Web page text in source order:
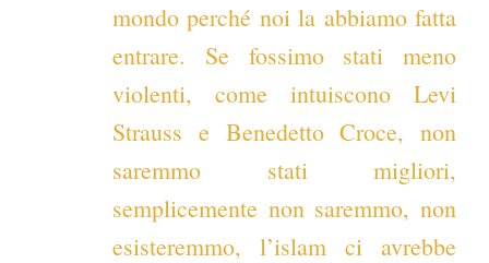
mondo perché noi la abbiamo fatta
entrare. Se fossimo stati meno
violenti, come intuiscono Levi
Strauss e Benedetto Croce, non
saremmo stati migliori,
semplicemente non saremmo, non
esisteremmo, l’islam ci avrebbe